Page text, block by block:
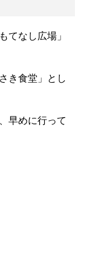
てなし広場」
き食堂」とし
早めに行って